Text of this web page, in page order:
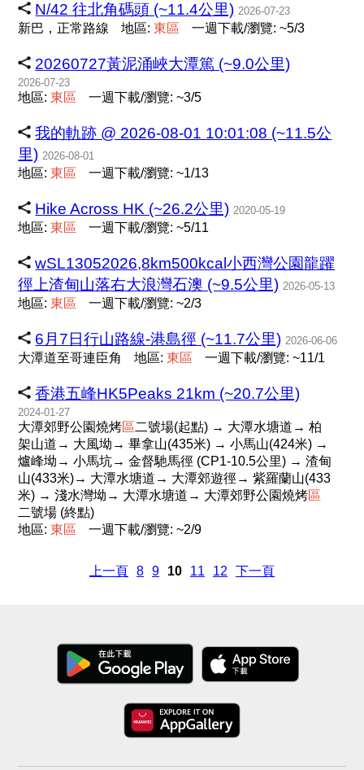
N/42 往北角碼頭 (~11.4公里) 2026-07-23
新巴，正常路線 地區:東區 一週下載/瀏覽: ~5/3
20260727黃泥涌峽大潭篤 (~9.0公里)
2026-07-23
地區:東區 一週下載/瀏覽: ~3/5
我的軌跡 @ 2026-08-01 10:01:08 (~11.5公
里) 2026-08-01
地區:東區 一週下載/瀏覽: ~1/13
Hike Across HK (~26.2公里) 2020-05-19
地區:東區 一週下載/瀏覽: ~5/11
wSL13052026,8km500kcal小西灣公園龍躍
徑上渣甸山落右大浪灣石澳 (~9.5公里) 2026-05-13
地區:東區 一週下載/瀏覽: ~2/3
6月7日行山路線-港島徑 (~11.7公里) 2026-06-06
大潭道至哥連臣角 地區:東區 一週下載/瀏覽: ~11/1
香港五峰HK5Peaks 21km (~20.7公里)
2024-01-27
大潭郊野公園燒烤區二號場(起點) → 大潭水塘道→ 柏
架山道→ 大風坳→ 畢拿山(435米) → 小馬山(424米) →
爐峰坳→ 小馬坑→ 金督馳馬徑 (CP1-10.5公里) → 渣甸
山(433米)→ 大潭水塘道→ 大潭​郊遊徑→ 紫羅蘭山(433
米) → 淺水灣坳→ 大潭水塘道→ 大潭郊野公園燒烤區
二號場 (終點)
地區:東區 一週下載/瀏覽: ~2/9
上一頁 8 9 10 11 12 下一頁